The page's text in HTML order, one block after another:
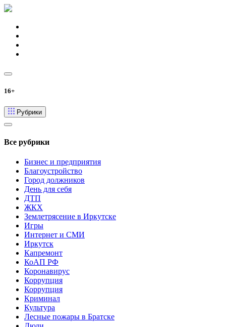
16+
Рубрики
Все рубрики
Бизнес и предприятия
Благоустройство
Город должников
День для себя
ДТП
ЖКХ
Землетрясение в Иркутске
Игры
Интернет и СМИ
Иркутск
Капремонт
КоАП РФ
Коронавирус
Коррупция
Коррупция
Криминал
Культура
Лесные пожары в Братске